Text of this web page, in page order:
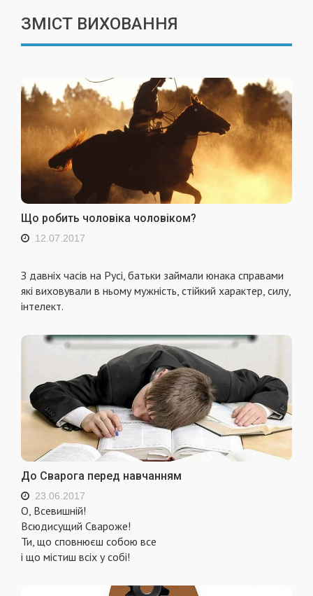
ЗМІСТ ВИХОВАННЯ
Що робить чоловіка чоловіком?
12.07.2017
З давніх часів на Русі, батьки займали юнака справами
які виховували в ньому мужність, стійкий характер, силу,
інтелект.
До Сварога перед навчанням
23.06.2017
О, Всевишній!
Всюдисущий Свароже!
Ти, що сповнюєш собою все
і що містиш всіх у собі!